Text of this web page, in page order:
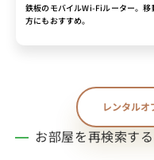
鉄板のモバイルWi-Fiルーター。移
方にもおすすめ。
レンタルオ
お部屋を再検索する